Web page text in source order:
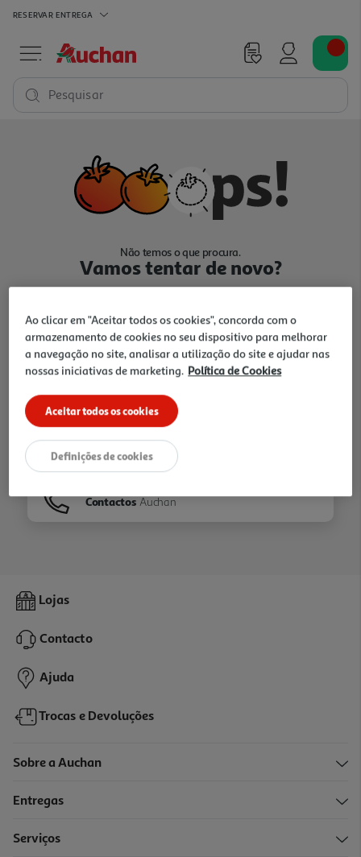
RESERVAR ENTREGA
Pesquisar
Não temos o que procura.
Vamos tentar de novo?
Ir para Homepage
Folhetos
Contactos Auchan
Lojas
Contacto
Ajuda
Trocas e Devoluções
Sobre a Auchan
Entregas
Serviços
Ao clicar em "Aceitar todos os cookies", concorda com o
armazenamento de cookies no seu dispositivo para melhorar
a navegação no site, analisar a utilização do site e ajudar nas
nossas iniciativas de marketing. Política de Cookies
Aceitar todos os cookies
Definições de cookies